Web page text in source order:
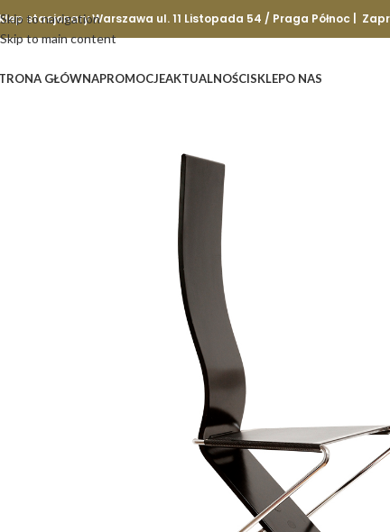
Skip to navigation
Skip to main content
stacjonary Warszawa ul. 11 Listopada 54 / Praga Północ |
GŁÓWNAPROMOCJEAKTUALNOŚCISKLEPO NAS